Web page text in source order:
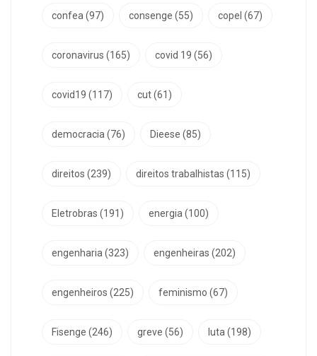
confea (97) consenge (55) copel (67)
coronavirus (165) covid 19 (56)
covid19 (117) cut(61)
democracia (76) Dieese (85)
direitos (239) direitos trabalhistas (115)
Eletrobras (191) energia (100)
engenharia (323) engenheiras (202)
engenheiros (225) feminismo (67)
Fisenge (246) greve (56) luta (198)